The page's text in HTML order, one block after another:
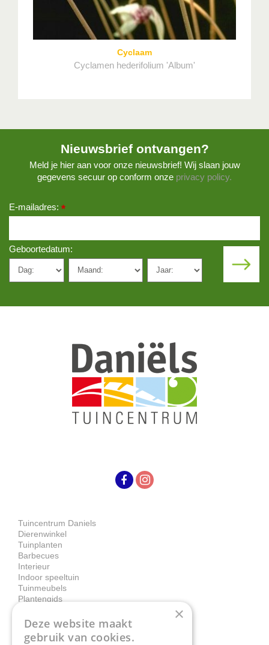
Cyclaam
Cyclamen hederifolium 'Album'
Nieuwsbrief ontvangen?
Meld je hier aan voor onze nieuwsbrief! Wij slaan jouw
gegevens secuur op conform onze privacy policy.
E-mailadres: *
Geboortedatum:
Tuincentrum Daniels
Dierenwinkel
Tuinplanten
Barbecues
Interieur
Indoor speeltuin
Tuinmeubels
Plantengids
Contact
×
Deze website maakt
gebruik van cookies.